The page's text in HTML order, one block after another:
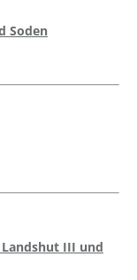
Soden
Landshut III und